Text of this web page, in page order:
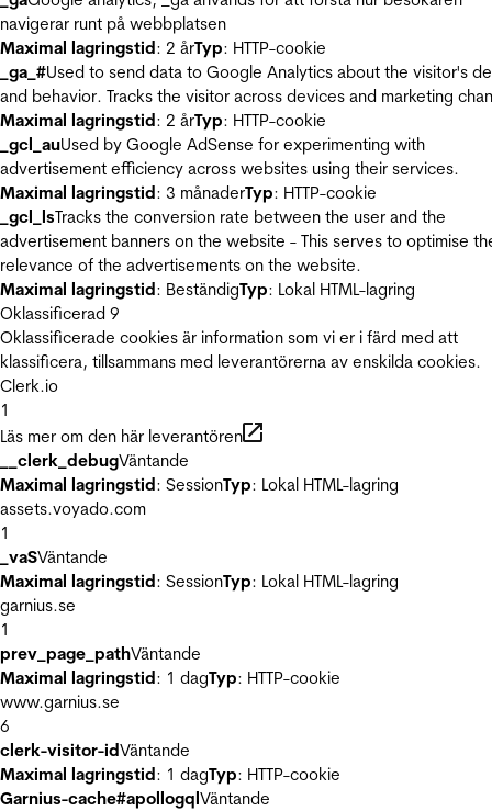
navigerar runt på webbplatsen
Maximal lagringstid: 2 årTyp: HTTP-cookie
_ga_#Used to send data to Google Analytics about the visitor's
and behavior. Tracks the visitor across devices and marketing
Maximal lagringstid: 2 årTyp: HTTP-cookie
_gcl_auUsed by Google AdSense for experimenting with
advertisement efficiency across websites using their services.
Maximal lagringstid: 3 månaderTyp: HTTP-cookie
_gcl_lsTracks the conversion rate between the user and the
advertisement banners on the website - This serves to optimise
relevance of the advertisements on the website.
Maximal lagringstid: BeständigTyp: Lokal HTML-lagring
Oklassificerad 9
Oklassificerade cookies är information som vi er i färd med att
klassificera, tillsammans med leverantörerna av enskilda cookies.
Clerk.io
1
Läs mer om den här leverantören
__clerk_debugVäntande
Maximal lagringstid: SessionTyp: Lokal HTML-lagring
assets.voyado.com
1
_vaSVäntande
Maximal lagringstid: SessionTyp: Lokal HTML-lagring
garnius.se
1
prev_page_pathVäntande
Maximal lagringstid: 1 dagTyp: HTTP-cookie
www.garnius.se
6
clerk-visitor-idVäntande
Maximal lagringstid: 1 dagTyp: HTTP-cookie
Garnius-cache#apollogqlVäntande